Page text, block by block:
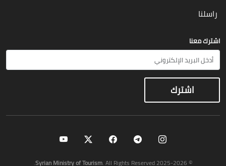
راسلنا
اشترك معنا
© 2025-2026
Syrian Ministry of Tourism. All Rights Reserved.